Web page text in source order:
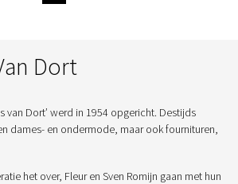
Dort
van Dort’ werd in 1954 opgericht. Destijds
dames- en ondermode, maar ook fournituren,
het over, Fleur en Sven Romijn gaan met hun